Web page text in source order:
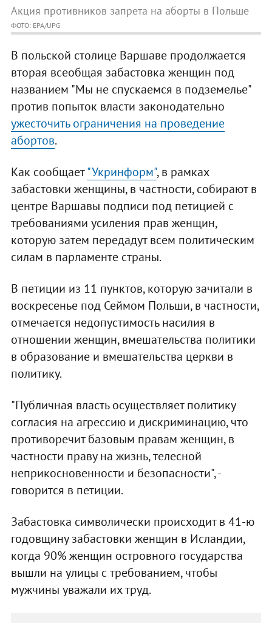
Акция противников запрета на аборты в Польше
ФОТО: EPA/UPG
В польской столице Варшаве продолжается
вторая всеобщая забастовка женщин под
названием "Мы не спускаемся в подземелье"
против попыток власти законодательно
ужесточить ограничения на проведение
абортов.
Как сообщает"Укринформ", в рамках
забастовки женщины, в частности, собирают в
центре Варшавы подписи под петицией с
требованиями усиления прав женщин,
которую затем передадут всем политическим
силам в парламенте страны.
В петиции из 11 пунктов, которую зачитали в
воскресенье под Сеймом Польши, в частности,
отмечается недопустимость насилия в
отношении женщин, вмешательства политики
в образование и вмешательства церкви в
политику.
"Публичная власть осуществляет политику
согласия на агрессию и дискриминацию, что
противоречит базовым правам женщин, в
частности праву на жизнь, телесной
неприкосновенности и безопасности", -
говорится в петиции.
Забастовка символически происходит в 41-ю
годовщину забастовки женщин в Исландии,
когда 90% женщин островного государства
вышли на улицы с требованием, чтобы
мужчины уважали их труд.